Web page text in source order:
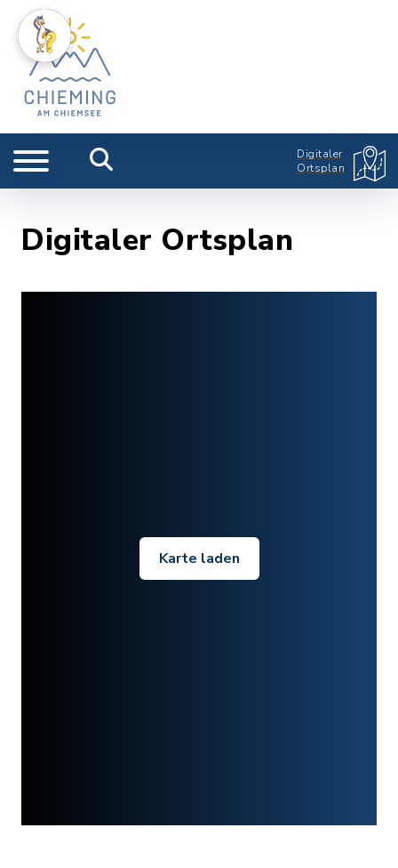
Digitaler
Ortsplan
Digitaler Ortsplan
Karte laden